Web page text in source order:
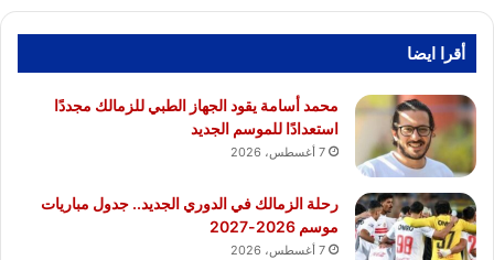
أقرا ايضا
محمد أسامة يقود الجهاز الطبي للزمالك مجددًا
استعدادًا للموسم الجديد
7 أغسطس، 2026
رحلة الزمالك في الدوري الجديد.. جدول مباريات
موسم 2026-2027
7 أغسطس، 2026